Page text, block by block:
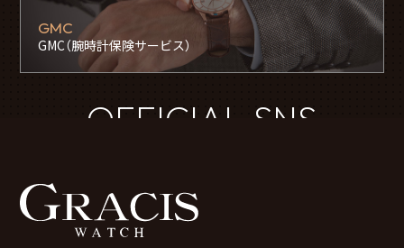
GMC
GMC（腕時計保険サービス）
OFFICIAL SNS